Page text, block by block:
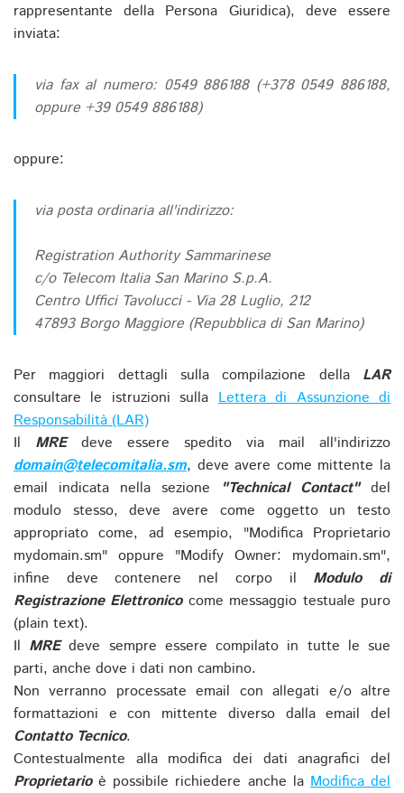
rappresentante della Persona Giuridica), deve essere
inviata:
via fax al numero: 0549 886188 (+378 0549 886188,
oppure +39 0549 886188)
oppure:
via posta ordinaria all'indirizzo:
Registration Authority Sammarinese
c/o Telecom Italia San Marino S.p.A.
Centro Uffici Tavolucci - Via 28 Luglio, 212
47893 Borgo Maggiore (Repubblica di San Marino)
Per maggiori dettagli sulla compilazione della LAR
consultare le istruzioni sullaLettera di Assunzione di
Responsabilità (LAR)
Il MREdeve essere spedito via mail all'indirizzo
domain@telecomitalia.sm, deve avere come mittente la
email indicata nella sezione
"Technical Contact"del
modulo stesso, deve avere come oggetto un testo
appropriato come, ad esempio, "Modifica Proprietario
mydomain.sm" oppure "Modify Owner: mydomain.sm",
infine deve contenere nel corpo il Modulo di
Registrazione Elettronicocome messaggio testuale puro
(plain text).
Il MREdeve sempre essere compilato in tutte le sue
parti, anche dove i dati non cambino.
Non verranno processate email con allegati e/o altre
formattazioni e con mittente diverso dalla email del
Contatto Tecnico.
Contestualmente alla modifica dei dati anagrafici del
Proprietarioè possibile richiedere anche laModifica del